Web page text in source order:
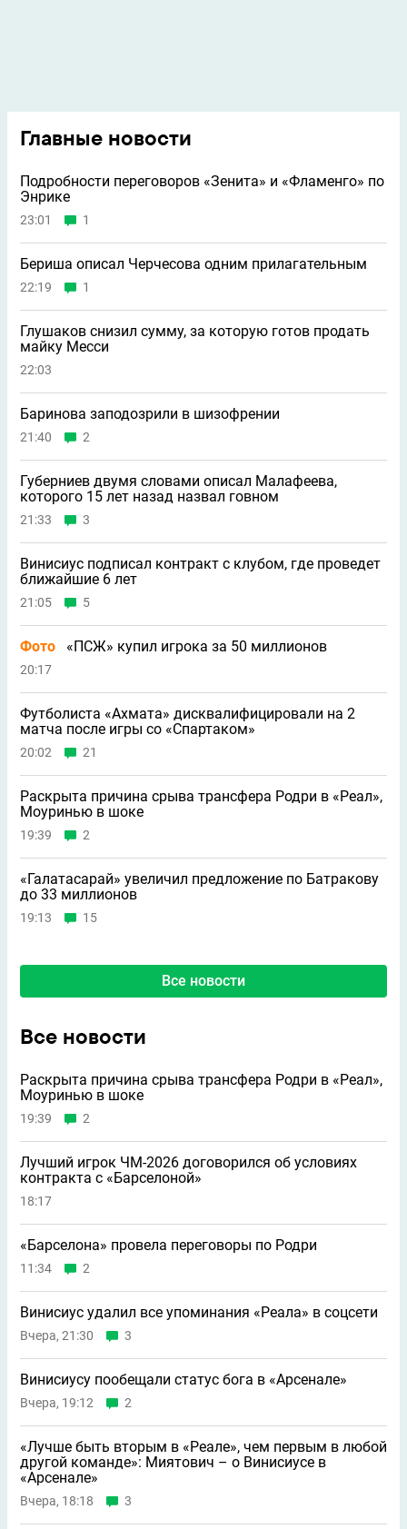
Главные новости
Подробности переговоров «Зенита» и «Фламенго» по
Энрике
23:01 1
Бериша описал Черчесова одним прилагательным
22:19 1
Глушаков снизил сумму, за которую готов продать
майку Месси
22:03
Баринова заподозрили в шизофрении
21:40 2
Губерниев двумя словами описал Малафеева,
которого 15 лет назад назвал говном
21:33 3
Винисиус подписал контракт с клубом, где проведет
ближайшие 6 лет
21:05 5
Фото «ПСЖ» купил игрока за 50 миллионов
20:17
Футболиста «Ахмата» дисквалифицировали на 2
матча после игры со «Спартаком»
20:02 21
Раскрыта причина срыва трансфера Родри в «Реал»,
Моуринью в шоке
19:39 2
«Галатасарай» увеличил предложение по Батракову
до 33 миллионов
19:13 15
Все новости
Все новости
Раскрыта причина срыва трансфера Родри в «Реал»,
Моуринью в шоке
19:39 2
Лучший игрок ЧМ-2026 договорился об условиях
контракта с «Барселоной»
18:17
«Барселона» провела переговоры по Родри
11:34 2
Винисиус удалил все упоминания «Реала» в соцсети
Вчера, 21:30 3
Винисиусу пообещали статус бога в «Арсенале»
Вчера, 19:12 2
«Лучше быть вторым в «Реале», чем первым в любой
другой команде»: Миятович – о Винисиусе в
«Арсенале»
Вчера, 18:18 3